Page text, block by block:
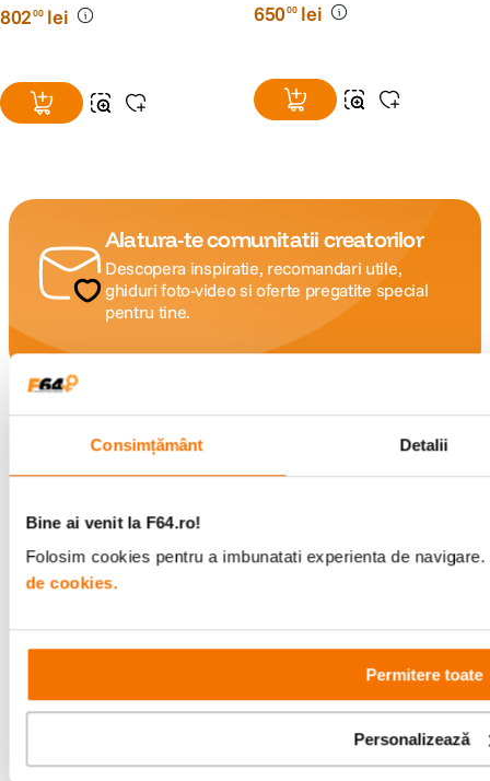
Consimțământ Detalii
Bine ai venit la F64.ro!
Folosim cookies pentru a imbunatati experienta de
de cookies.
Permitere toate
Personalizează
80200 lei 65000 lei
Alatura-te comunitatii creatorilor
Descopera inspiratie, recomandari utile,
ghiduri foto-video si oferte pregatite special
pentru tine.
Consultanta
specializata
Livrare gratuita
Comenzi si livrare